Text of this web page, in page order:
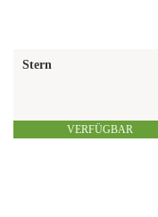
Stern
VERFÜGBAR